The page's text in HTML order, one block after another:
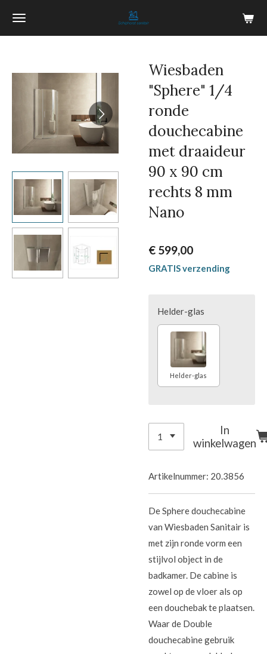
Ga
Wiesbaden
"Sphere" 1/4
ronde
douchecabine
met draaideur
90 x 90 cm
rechts 8 mm
Nano
€ 599,00
GRATIS verzending
Helder-glas
Helder-glas
In
winkelwagen
Artikelnummer: 20.3856
De Sphere douchecabine
van Wiesbaden Sanitair is
met zijn ronde vorm een
stijlvol object in de
badkamer. De cabine is
zowel op de vloer als op
een douchebak te plaatsen.
Waar de Double
douchecabine gebruik